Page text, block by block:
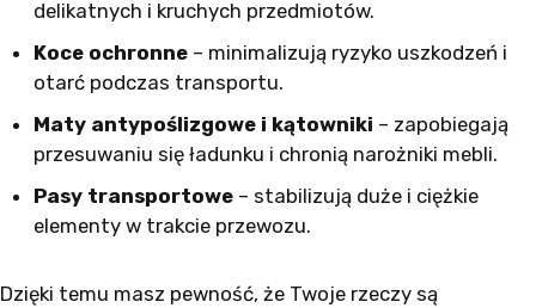
delikatnych i kruchych przedmiotów.
Koce ochronne – minimalizują ryzyko uszkodzeń i
otarć podczas transportu.
Maty antypoślizgowe i kątowniki – zapobiegają
przesuwaniu się ładunku i chronią narożniki mebli.
Pasy transportowe – stabilizują duże i ciężkie
elementy w trakcie przewozu.
Dzięki temu masz pewność, że Twoje rzeczy są